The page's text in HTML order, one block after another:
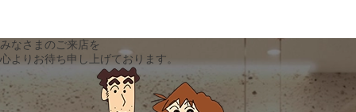
みなさまのご来店を
心よりお待ち申し上げております。